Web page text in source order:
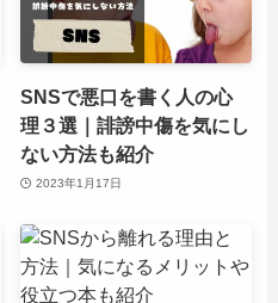
SNSで悪口を書く人の心
理３選｜誹謗中傷を気にし
ない方法も紹介
2023年1月17日